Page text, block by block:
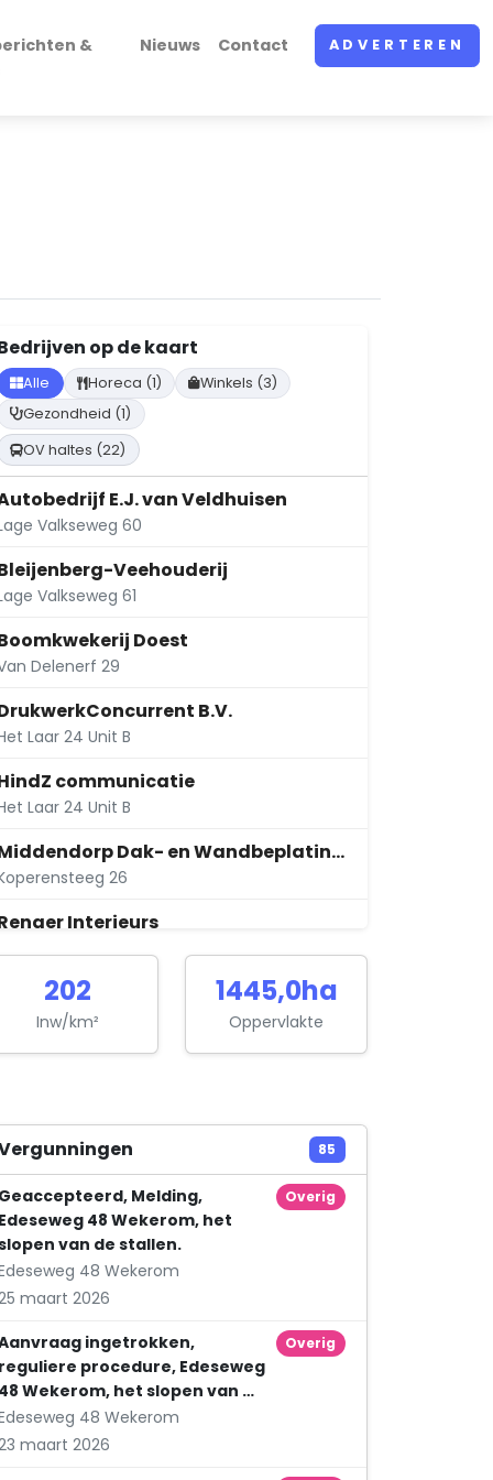
&
Nieuws Contact ADVERTEREN
op de kaart
Alle Horeca (1)
Winkels (3)
Gezondheid (1)
OV haltes (22)
E.J. van Veldhuisen
Valkseweg 60
Veehouderij
Valkseweg 61
Doest
Delenerf 29
B.V.
Laar 24 Unit B
communicatie
Laar 24 Unit B
Middendorp Dak- en Wandbeplating B.V.
26
Interieurs
1-2 OK
Roekelseweg 45
and breakfast Wicherumloo
Edeseweg 2
Bouwmaterialengroothandel W.A. Duits B.V.
Otterloseweg 64
28
Products B.V.
Het Laar 10 Unit B
Herweijer
Edeseweg 81
202
Inw/km²
1445,0ha
Oppervlakte
85
Geaccepteerd, Melding,
Edeseweg 48 Wekerom, het
van de stallen.
48 Wekerom
Overig
maart 2026
ingetrokken,
reguliere procedure, Edeseweg
48 Wekerom, het slopen van …
48 Wekerom
Overig
maart 2026